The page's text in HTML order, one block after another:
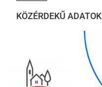
KÖZÉRDEKŰ ADATOK